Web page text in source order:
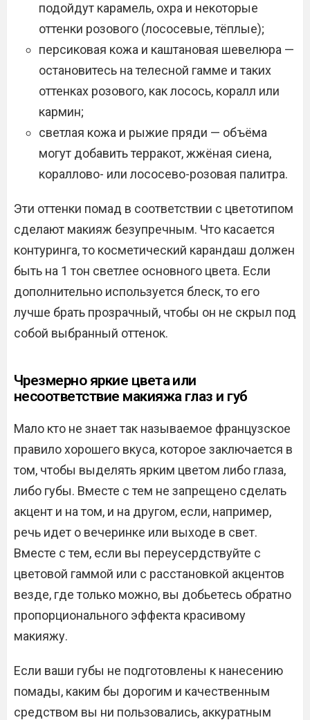
подойдут карамель, охра и некоторые
оттенки розового (лососевые, тёплые);
персиковая кожа и каштановая шевелюра —
остановитесь на телесной гамме и таких
оттенках розового, как лосось, коралл или
кармин;
светлая кожа и рыжие пряди — объёма
могут добавить терракот, жжёная сиена,
кораллово- или лососево-розовая палитра.
Эти оттенки помад в соответствии с цветотипом
сделают макияж безупречным. Что касается
контуринга, то косметический карандаш должен
быть на 1 тон светлее основного цвета. Если
дополнительно используется блеск, то его
лучше брать прозрачный, чтобы он не скрыл под
собой выбранный оттенок.
Чрезмерно яркие цвета или
несоответствие макияжа глаз и губ
Мало кто не знает так называемое французское
правило хорошего вкуса, которое заключается в
том, чтобы выделять ярким цветом либо глаза,
либо губы. Вместе с тем не запрещено сделать
акцент и на том, и на другом, если, например,
речь идет о вечеринке или выходе в свет.
Вместе с тем, если вы переусердствуйте с
цветовой гаммой или с расстановкой акцентов
везде, где только можно, вы добьетесь обратно
пропорционального эффекта красивому
макияжу.
Если ваши губы не подготовлены к нанесению
помады, каким бы дорогим и качественным
средством вы ни пользовались, аккуратным